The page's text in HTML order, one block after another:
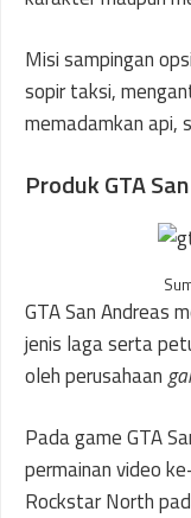
Misi sampingan
sopir taksi,
memadamkan api,
Produk GTA
GTA San Andreas
jenis laga serta
oleh perusahaan
Pada game GTA
permainan video
Rockstar North